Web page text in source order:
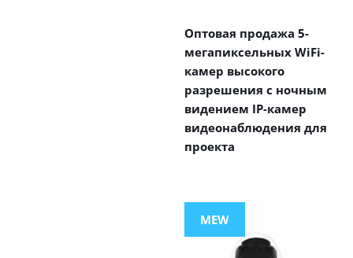
Оптовая продажа 5-
мегапиксельных WiFi-
камер высокого
разрешения с ночным
видением IP-камер
видеонаблюдения для
проекта
MEW